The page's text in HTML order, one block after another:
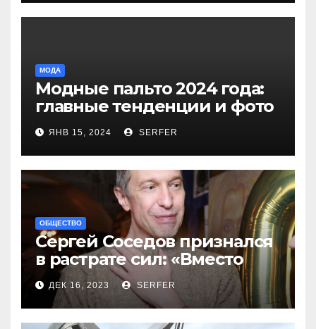
МОДА
Модные пальто 2024 года:
главные тенденции и фото
новинок
ЯНВ 15, 2024 SERFER
ОБЩЕСТВО
Сергей Соседов признался
в растрате сил: «Вместо
меня взяли Пригожина»
ДЕК 16, 2023 SERFER